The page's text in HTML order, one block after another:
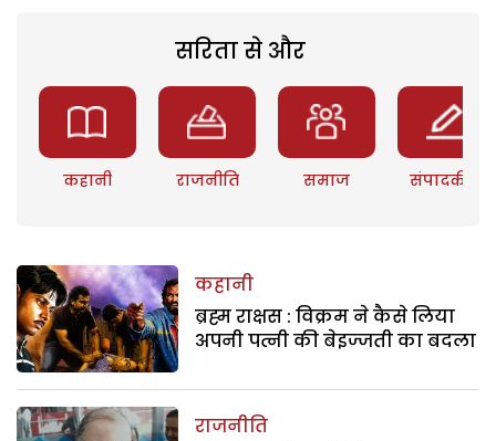
सरिता से और
कहानी राजनीति समाज संपादकीय
कहानी
ब्रह्म राक्षस : विक्रम ने कैसे लिया
अपनी पत्नी की बेइज्जती का बदला
राजनीति